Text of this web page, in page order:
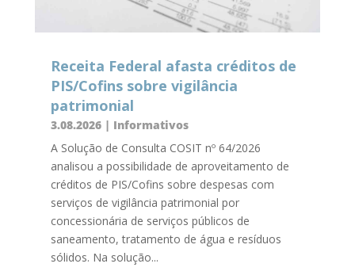
Receita Federal afasta créditos de
PIS/Cofins sobre vigilância
patrimonial
3.08.2026| Informativos
A Solução de Consulta COSIT nº 64/2026
analisou a possibilidade de aproveitamento de
créditos de PIS/Cofins sobre despesas com
serviços de vigilância patrimonial por
concessionária de serviços públicos de
saneamento, tratamento de água e resíduos
sólidos. Na solução...